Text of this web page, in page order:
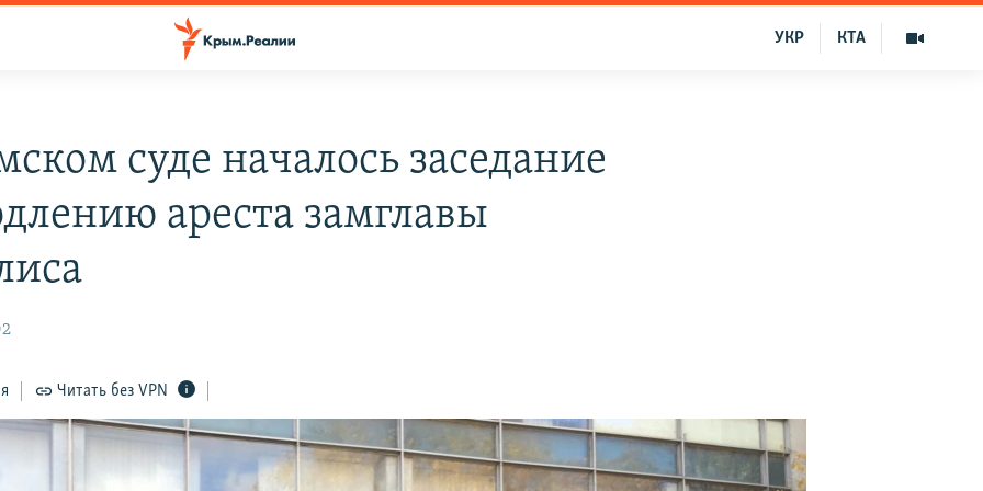
КТА
УКР
суде началось заседание
ареста замглавы
Читать без VPN